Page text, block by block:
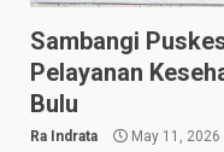
Sambangi
Pelayanan
Bulu
Ra Indrata May 11, 2026